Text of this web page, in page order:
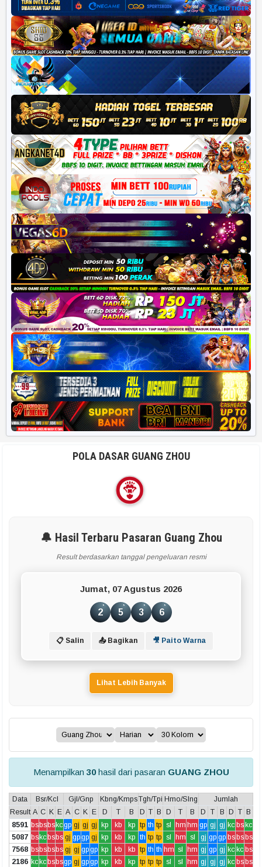
POLA DASAR GUANG ZHOU
🔔 Hasil Terbaru Pasaran Guang Zhou
Result berdasarkan tanggal pengeluaran resmi
Jumat, 07 Agustus 2026
2 5 3 6
📋 Salin 📤 Bagikan 🎥 Paito Warna
Lihat Lebih Banyak
Menampilkan 30hasil dari pasaran GUANG ZHOU
Data Bsr/Kcl Gjl/Gnp Kbng/KmpsTgh/Tpi Hmo/Slng
Jumlah
Result A C K E A C K E D T B D T B D T B D T B D T
B
8591 bs bs bs kcgp gj gj gj kp kb kp tp th tp sl hm hm gp gj gj kc bs kc
5087 bs kc bs bs gj gpgp gj kp kb kp th tp tp sl hm sl gj gp gp bs bs bs
7568 bs bs bs bs gj gj gpgp kp kb kb tp th th hm sl hm gj gp gj kc kc bs
2186 kc kc bs bsgp gj gpgp kp kb kp tp tp tp sl sl hm gj gj gj kc bs bs